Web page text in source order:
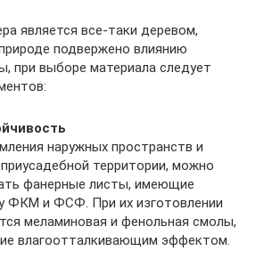
является все-таки деревом,
подвержено влиянию
при выборе материала следует
наружных пространств и
территории, можно
фанерные листы, имеющие
ФКМ и ФСФ. При их изготовлении
меламиновая и фенольная смолы,
влагоотталкивающим эффектом.